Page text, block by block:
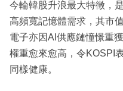
今輪韓股升浪最大特徵，
高頻寬記憶體需求，其市
電子亦因AI供應鏈憧憬重
權重愈來愈高，令KOSPI
同樣健康。